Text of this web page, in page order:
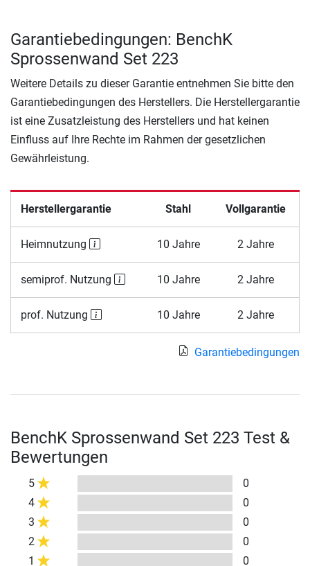
Garantiebedingungen: BenchK
Sprossenwand Set 223
Weitere Details zu dieser Garantie entnehmen Sie bitte den
Garantiebedingungen des Herstellers. Die Herstellergarantie
ist eine Zusatzleistung des Herstellers und hat keinen
Einfluss auf Ihre Rechte im Rahmen der gesetzlichen
Gewährleistung.
Herstellergarantie Stahl Vollgarantie
Heimnutzung 10 Jahre 2 Jahre
semiprof. Nutzung 10 Jahre 2 Jahre
prof. Nutzung 10 Jahre 2 Jahre
Garantiebedingungen
BenchK Sprossenwand Set 223 Test &
Bewertungen
5
0
4
0
3
0
2
0
1
0